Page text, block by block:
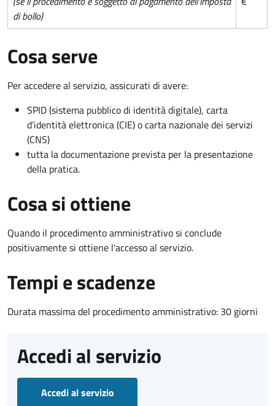
di bollo)
Cosa serve
Per accedere al servizio, assicurati di avere:
SPID (sistema pubblico di identità digitale), carta
d’identità elettronica (CIE) o carta nazionale dei servizi
(CNS)
tutta la documentazione prevista per la presentazione
della pratica.
Cosa si ottiene
Quando il procedimento amministrativo si conclude
positivamente si ottiene l'accesso al servizio.
Tempi e scadenze
Durata massima del procedimento amministrativo: 30 giorni
Accedi al servizio
Accedi al servizio